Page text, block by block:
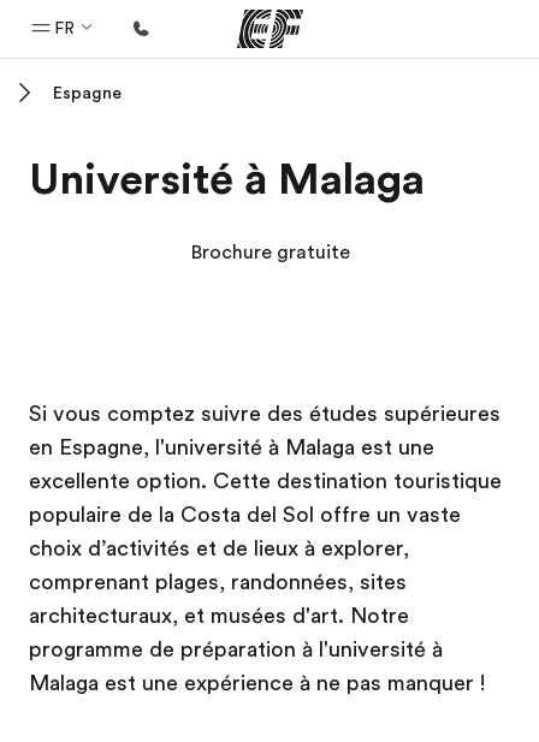
FR
Programmes
Qui sommes-nous ?
EF recrute
Rejoignez nos équipes
Espagne
Université à Malaga
Brochure gratuite
Si vous comptez suivre des études supérieures
en Espagne, l'université à Malaga est une
excellente option. Cette destination touristique
populaire de la Costa del Sol offre un vaste
choix d’activités et de lieux à explorer,
comprenant plages, randonnées, sites
architecturaux, et musées d'art. Notre
programme de préparation à l'université à
Malaga est une expérience à ne pas manquer !